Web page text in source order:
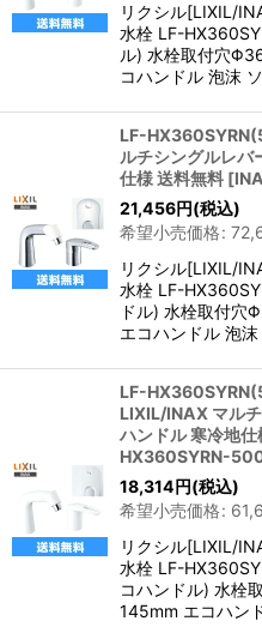
リクシル[LIXIL/
水栓 LF-
ル) 水栓取付穴
コハンドル 泡沫
LF-
ルチシングルレバ
仕様 送料無料 [
21,456円(税込)
希望小売価格:
リクシル[LIXIL/
水栓 LF-
ドル) 水栓取付穴
エコハンドル 泡
LF-
LIXIL/INAX マル
ハンドル 寒冷地
HX360SYRN-
18,314円(税込)
希望小売価格:
リクシル[LIXIL/
水栓 LF-
コハンドル) 水栓
145mm エコハン